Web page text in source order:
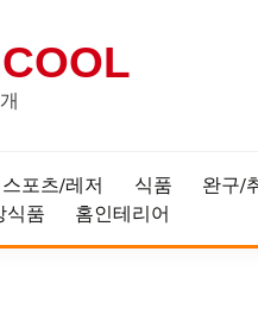
스포츠/레저 식품 완구/
식품 홈인테리어